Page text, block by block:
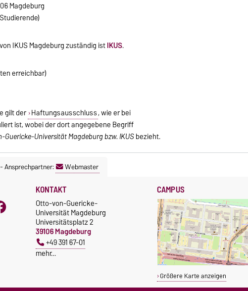
Magdeburg
IKUS Magdeburg zuständig istIKUS.
erreichbar)
gilt der Haftungsausschluss, wie er bei
ist, wobei der dort angegebene Begriff
Guericke-Universität Magdeburg bzw. IKUSbezieht.
-Ansprechpartner: Webmaster
KONTAKT
Otto-von-Guericke-
Universität Magdeburg
Universitätsplatz 2
39106 Magdeburg
+49 391 67-01
mehr…
CAMPUS
Größere Karte anzeigen